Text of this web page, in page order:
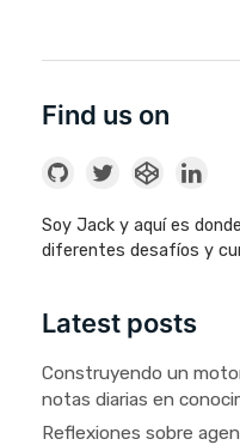
Find us on
Soy Jack y aquí es
diferentes desafíos y
Latest posts
Construyendo un
notas diarias en
Reflexiones sobre